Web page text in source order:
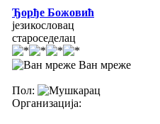
Ђорђе Божовић
језикословац
староседелац
Ван мреже
Пол:
Организација: